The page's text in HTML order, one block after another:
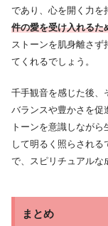
であり、心を開く力を
件の愛を受け入れるた
ストーンを肌身離さず
てくれるでしょう。
千手観音を感じた後、
バランスや豊かさを促
トーンを意識しなが
して明るく照らされる
で、スピリチュアルな
まとめ